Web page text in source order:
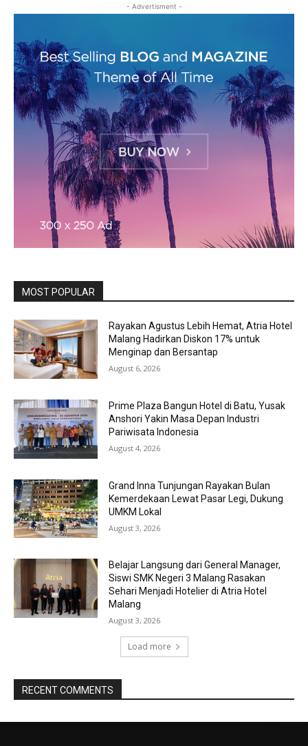
- Advertisment -
MOST POPULAR
Rayakan Agustus Lebih Hemat, Atria Hotel
Malang Hadirkan Diskon 17% untuk
Menginap dan Bersantap
August 6, 2026
Prime Plaza Bangun Hotel di Batu, Yusak
Anshori Yakin Masa Depan Industri
Pariwisata Indonesia
August 4, 2026
Grand Inna Tunjungan Rayakan Bulan
Kemerdekaan Lewat Pasar Legi, Dukung
UMKM Lokal
August 3, 2026
Belajar Langsung dari General Manager,
Siswi SMK Negeri 3 Malang Rasakan
Sehari Menjadi Hotelier di Atria Hotel
Malang
August 3, 2026
Load more
RECENT COMMENTS